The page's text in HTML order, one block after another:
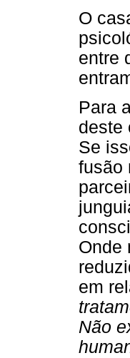
O
entre
Para
deste
Se
fusão
Onde
em
Não